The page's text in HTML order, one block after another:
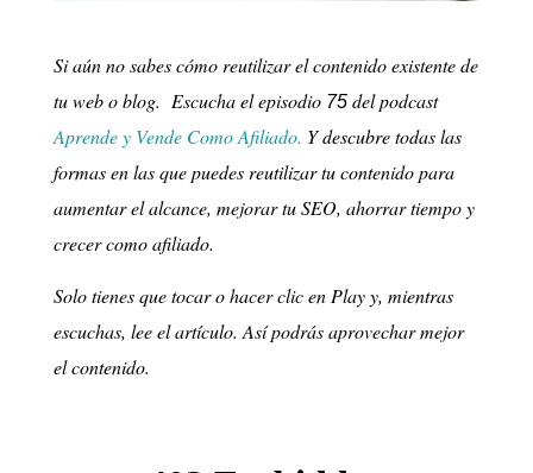
Si aún no sabes cómo reutilizar el contenido existente de
tu web o blog. Escucha el episodio 75del podcast
Aprende y Vende Como Afiliado. Y descubre todas las
formas en las que puedes reutilizar tu contenido para
aumentar el alcance, mejorar tu SEO, ahorrar tiempo y
crecer como afiliado.
Solo tienes que tocar o hacer clic en Play y, mientras
escuchas, lee el artículo. Así podrás aprovechar mejor
el contenido.